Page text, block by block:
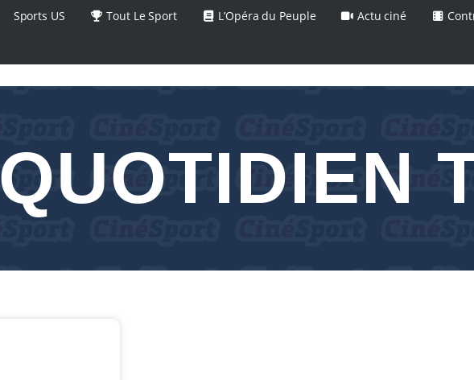
Sports US Tout Le Sport L’Opéra du Peuple Actu ciné
QUOTIDIEN